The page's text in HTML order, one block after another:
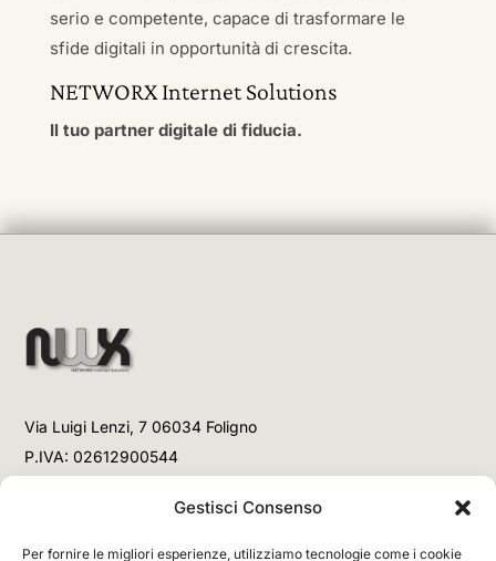
Gestisci Consenso
Per fornire le migliori esperienze, utilizziamo tecnologie come i cookie
serio e competente, capace di trasformare le
sfide digitali in opportunità di crescita.
NETWORX Internet Solutions
Il tuo partner digitale di fiducia.
Via Luigi Lenzi, 7 06034 Foligno
P.IVA: 02612900544